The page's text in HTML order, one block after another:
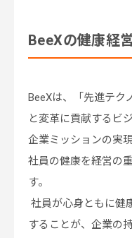
BeeXの健康経
BeeXは、「先進テク
と変革に貢献するビ
企業ミッションの実
社員の健康を経営の
す。
社員が心身ともに健
することが、企業の